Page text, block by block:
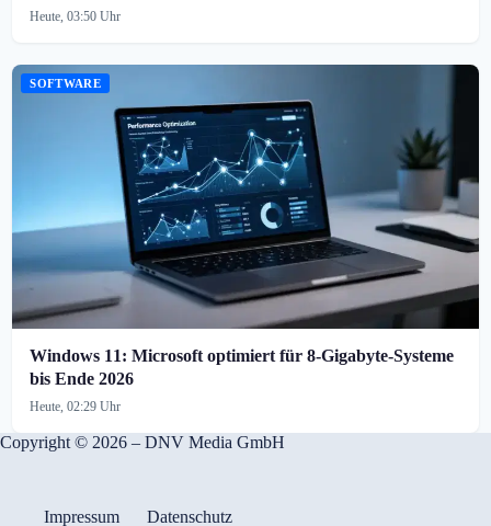
Heute, 03:50 Uhr
SOFTWARE
Windows 11: Microsoft optimiert für 8-Gigabyte-Systeme
bis Ende 2026
Heute, 02:29 Uhr
Copyright © 2026 – DNV Media GmbH
Impressum Datenschutz